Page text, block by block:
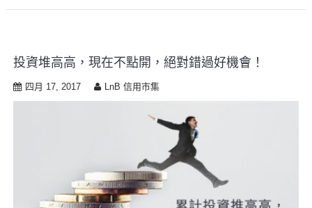
投資堆高高，現在不點開，絕對錯過好機會！
四月 17, 2017 LnB 信用市集